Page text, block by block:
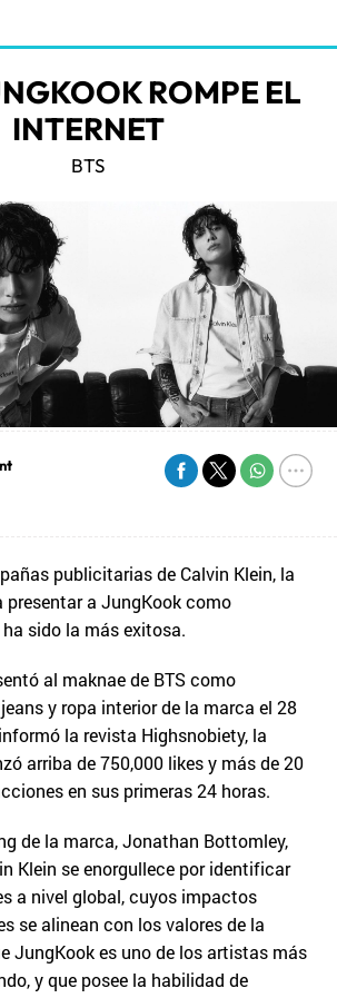
ROMPE EL
INTERNET
BTS
publicitarias de Calvin Klein, la
presentar a JungKook como
sido la más exitosa.
al maknae de BTS como
y ropa interior de la marca el 28
la revista Highsnobiety, la
arriba de 750,000 likes y más de 20
en sus primeras 24 horas.
de la marca, Jonathan Bottomley,
Klein se enorgullece por identificar
a nivel global, cuyos impactos
se alinean con los valores de la
JungKook es uno de los artistas más
y que posee la habilidad de